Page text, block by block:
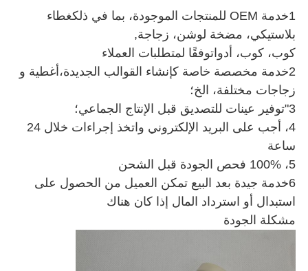
1خدمة OEM للمنتجات الموجودة، بما في ذلك
غطاء
بلاستيكي، مضخة لوشن، زجاجة,
كوب، كوب، أدواتوفقًا لمتطلبات العملاء
2خدمة مخصصة خاصة كإنشاء القوالب الجديدة،
أغطية و
زجاجات مختلفة، الخ؛
3"توفير عينات للتصديق قبل الإنتاج الجماعي؛
4، أجب على البريد الإلكتروني واتخذ إجراءات خلال 24
ساعة
5، 100% فحص الجودة قبل الشحن
6خدمة جيدة بعد البيع تمكن العميل من الحصول على
استبدال أو استرداد المال إذا كان هناك
مشكلة الجودة